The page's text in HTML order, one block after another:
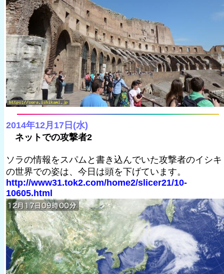
2014年12月17日(水)
ネットでの攻撃者2
ソラの情報をスパムと書き込んでいた攻撃者のイシキ
の世界での姿は、今日は頭を下げています。
http://www31.tok2.com/home2/slicer21/10-
10605.html